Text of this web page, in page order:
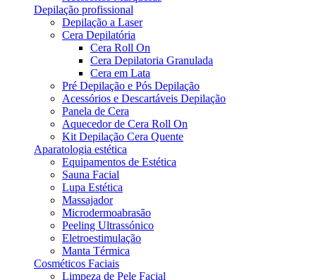
Depilação profissional
Depilação a Laser
Cera Depilatória
Cera Roll On
Cera Depilatoria Granulada
Cera em Lata
Pré Depilação e Pós Depilação
Acessórios e Descartáveis Depilação
Panela de Cera
Aquecedor de Cera Roll On
Kit Depilação Cera Quente
Aparatologia estética
Equipamentos de Estética
Sauna Facial
Lupa Estética
Massajador
Microdermoabrasão
Peeling Ultrassónico
Eletroestimulação
Manta Térmica
Cosméticos Faciais
Limpeza de Pele Facial